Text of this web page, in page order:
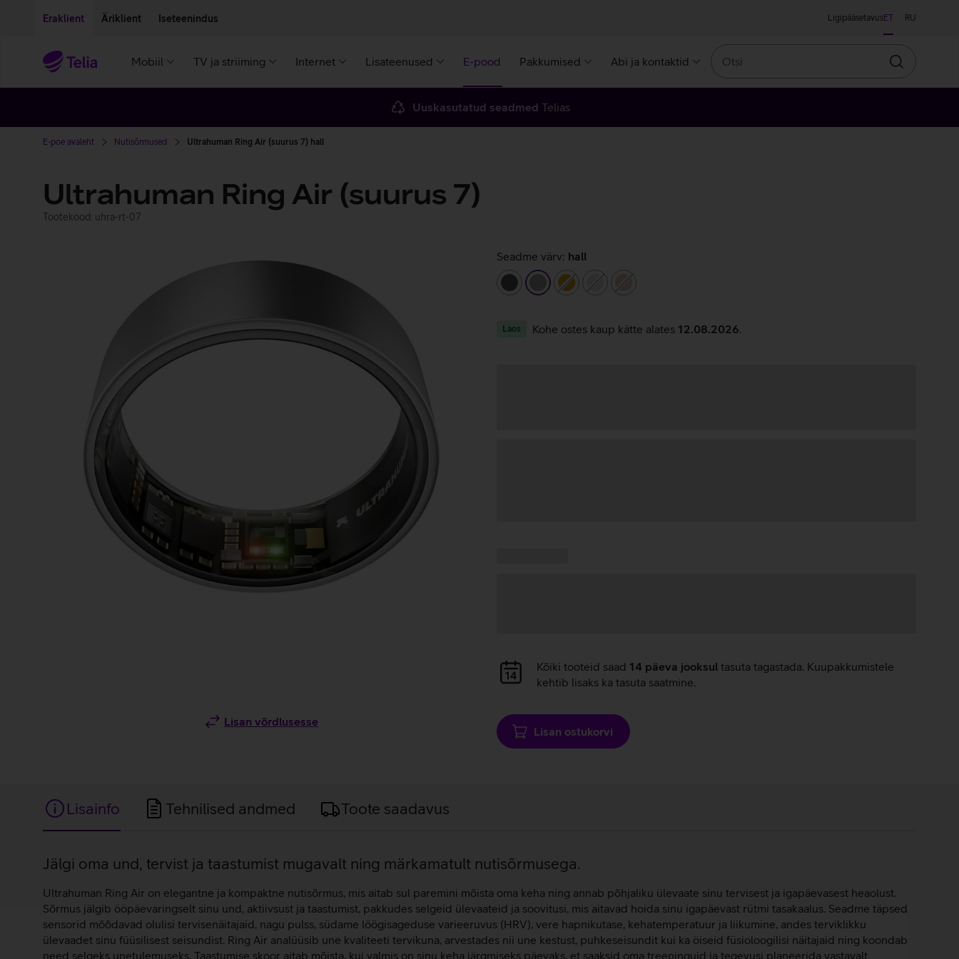
Eraklient Äriklient Iseteenindus LigipääsetavusET RU
Mobiil TV ja striiming Internet Lisateenused E-pood Pakkumised Abi ja kontaktid
Otsin
Uuskasutatud seadmed Telias
E-poe avaleht Nutisõrmused Ultrahuman Ring Air (suurus 7) hall
Ultrahuman Ring Air (suurus 7)
Tootekood: uhra-rt-07
Lisan võrdlusesse
Seadme värv: hall
tumehall
hall kuldnehõbedaneroosakuldne
Laos Kohe ostes kaup kätte alates 12.08.2026
Andmete
laadimine
Kõiki tooteid saad 14 päeva jooksul tasuta tagastada. Kuupakkumistele
kehtib lisaks ka tasuta saatmine.
Lisan ostukorvi
Lisainfo Tehnilised andmed Toote saadavus
Lisainfo
Jälgi oma und, tervist ja taastumist mugavalt ning märkamatult nutisõrmusega.
Ultrahuman Ring Air on elegantne ja kompaktne nutisõrmus, mis aitab sul paremini mõista oma keha ning annab põhjaliku ülevaate sinu tervisest ja igapäevasest heaolust.
Sõrmus jälgib ööpäevaringselt sinu und, aktiivsust ja taastumist, pakkudes selgeid ülevaateid ja soovitusi, mis aitavad hoida sinu igapäevast rütmi tasakaalus. Seadme täpsed
sensorid mõõdavad olulisi tervisenäitajaid, nagu pulss, südame löögisageduse varieeruvus (HRV), vere hapnikutase, kehatemperatuur ja liikumine, andes terviklikku
ülevaadet sinu füüsilisest seisundist. Ring Air analüüsib une kvaliteeti tervikuna, arvestades nii une kestust, puhkeseisundit kui ka öiseid füsioloogilisi näitajaid ning koondab
need selgeks unetulemuseks. Taastumise skoor aitab mõista, kui valmis on sinu keha järgmiseks päevaks, et saaksid oma treeninguid ja tegevusi planeerida vastavalt